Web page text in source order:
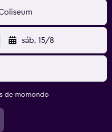
sáb. 15/8
de momondo